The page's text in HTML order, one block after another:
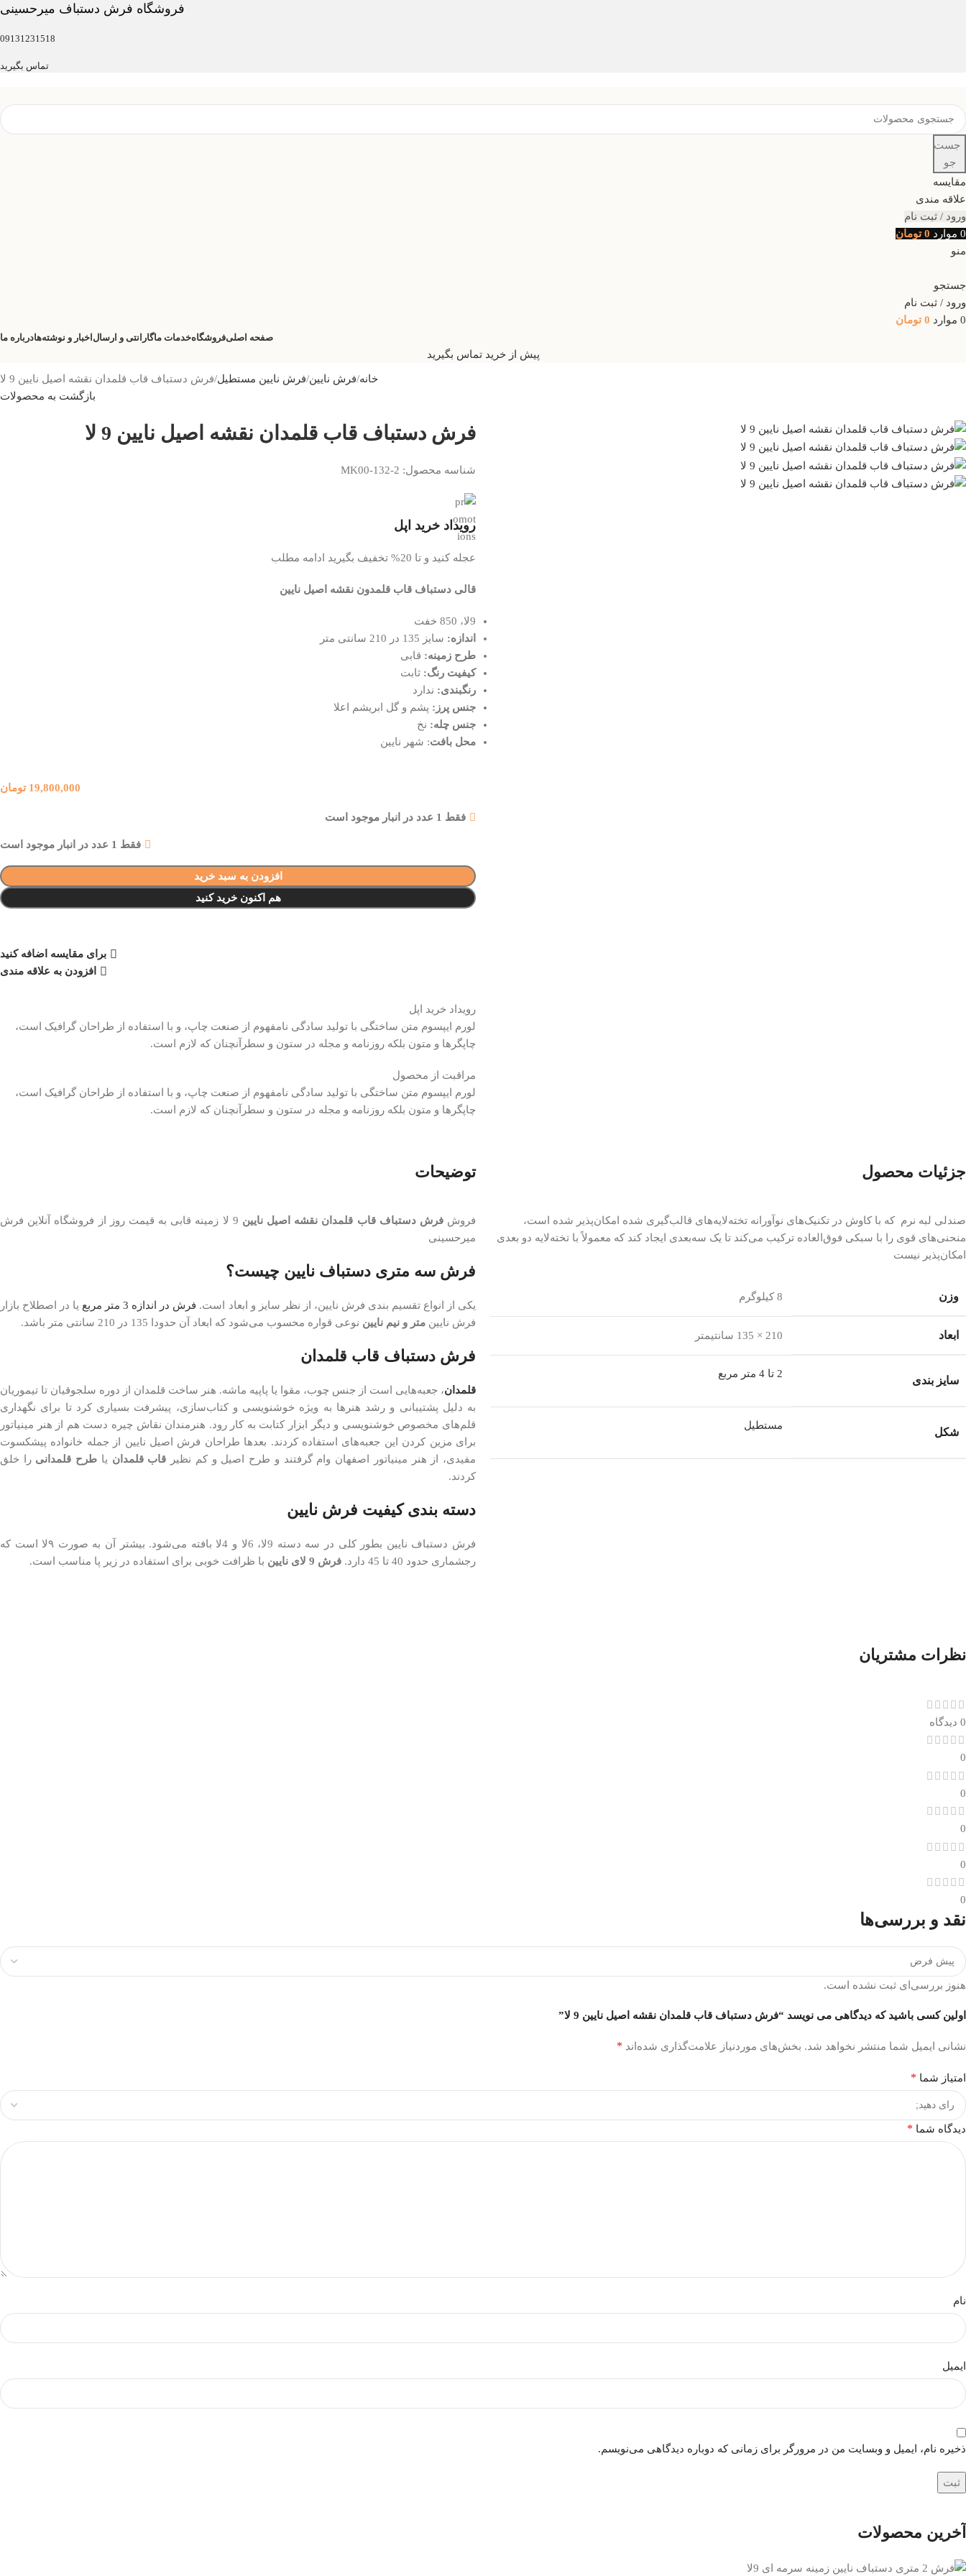
فروشگاه فرش دستباف میرحسینی
09131231518
تماس بگیرید
جست
جو
مقایسه
علاقه مندی
ورود / ثبت نام
0 موارد 0 تومان
منو
جستجو
ورود / ثبت نام
0 موارد 0 تومان
صفحه اصلیفروشگاهخدمات ماگارانتی و ارسال اخبار و نوشته‌هادرباره ما
پیش از خرید تماس بگیرید
خانه فرش نایین فرش نایین مستطیل فرش دستباف قاب قلمدان نقشه اصیل نایین 9 لا
بازگشت به محصولات
فرش دستباف قاب قلمدان نقشه اصیل نایین 9 لا
شناسه محصول: MK00-132-2
رویداد خرید اپل
عجله کنید و تا 20% تخفیف بگیرید ادامه مطلب
قالی دستباف قاب قلمدون نقشه اصیل نایین
9لا، 850 خفت
اندازه: سایز 135 در 210 سانتی متر
طرح زمینه: قابی
کیفیت رنگ: ثابت
رنگبندی: ندارد
جنس پرز: پشم و گل ابریشم اعلا
جنس چله: نخ
محل بافت: شهر نایین
19,800,000 تومان
فقط 1 عدد در انبار موجود است
فقط 1 عدد در انبار موجود است
افزودن به سبد خرید
هم اکنون خرید کنید
برای مقایسه اضافه کنید
افزودن به علاقه مندی
رویداد خرید اپل
لورم ایپسوم متن ساختگی با تولید سادگی نامفهوم از صنعت چاپ، و با استفاده از طراحان گرافیک است،
چاپگرها و متون بلکه روزنامه و مجله در ستون و سطرآنچنان که لازم است.
مراقبت از محصول
لورم ایپسوم متن ساختگی با تولید سادگی نامفهوم از صنعت چاپ، و با استفاده از طراحان گرافیک است،
چاپگرها و متون بلکه روزنامه و مجله در ستون و سطرآنچنان که لازم است.
جزئیات محصول
صندلی لبه نرم که با کاوش در تکنیک‌های نوآورانه تخته‌لایه‌های قالب‌گیری شده امکان‌پذیر شده است،
منحنی‌های قوی را با سبکی فوق‌العاده ترکیب می‌کند تا یک سه‌بعدی ایجاد کند که معمولاً با تخته‌لایه دو بعدی
امکان‌پذیر نیست
وزن 8 کیلوگرم
ابعاد 210 × 135 سانتیمتر
سایز بندی
2 تا 4 متر مربع
شکل
مستطیل
توضیحات
فروشفرش دستباف قاب قلمدان نقشه اصیل نایین
9 لا زمینه قابی به قیمت روز از فروشگاه آنلاین فرش
میرحسینی
فرش سه متری دستباف نایین چیست؟
یکی از انواع تقسیم بندی فرش نایین، از نظر سایز و ابعاد است. فرش در اندازه 3 متر مربع
یا در اصطلاح بازار
فرش نایین متر و نیم نایین نوعی قواره محسوب می‌شود که ابعاد آن حدودا 135 در 210 سانتی متر باشد.
فرش دستباف قاب قلمدان
قلمدان، جعبه‌هایی است از جنس چوب، مقوا یا پاپیه ماشه. هنر ساخت قلمدان از دوره سلجوقیان تا تیموریان
به دلیل پشتیبانی و رشد هنرها به ویژه خوشنویسی و کتاب‌سازی، پیشرفت بسیاری کرد تا برای نگهداری
قلم‌های مخصوص خوشنویسی و دیگر ابزار کتابت به کار رود. هنرمندان نقاش چیره دست هم از هنر مینیاتور
برای مزین کردن این جعبه‌های استفاده کردند. بعدها طراحان فرش اصیل نایین از جمله خانواده پیشکسوت
مفیدی، از هنر مینیاتور اصفهان وام گرفتند و طرح اصیل و کم نظیر
قاب قلمدان یا طرح قلمدانیرا خلق
کردند.
دسته بندی کیفیت فرش نایین
فرش دستباف نایین بطور کلی در سه دسته 9لا، 6لا و 4لا بافته می‌شود. بیشتر آن به صورت ۹لا است که
رجشماری حدود 40 تا 45 دارد.
فرش 9 لای نایین با ظرافت خوبی برای استفاده در زیر پا مناسب است.
نظرات مشتریان
0 دیدگاه
0
0
0
0
0
نقد و بررسی‌ها
هنوز بررسی‌ای ثبت نشده است.
اولین کسی باشید که دیدگاهی می نویسد “فرش دستباف قاب قلمدان نقشه اصیل نایین 9 لا”
نشانی ایمیل شما منتشر نخواهد شد. بخش‌های موردنیاز علامت‌گذاری شده‌اند *
امتیاز شما *
دیدگاه شما *
نام
ایمیل
ذخیره نام، ایمیل و وبسایت من در مرورگر برای زمانی که دوباره دیدگاهی می‌نویسم.
آخرین محصولات